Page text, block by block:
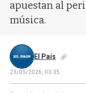
apuestan al
música.
El País
23/05/2026, 03:35